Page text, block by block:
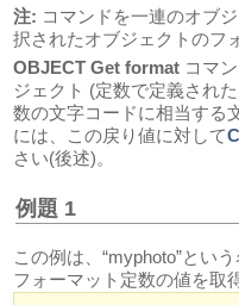
注: コマンドを一連のオブ
択されたオブジェクトのフ
OBJECT Get format コマ
ジェクト (定数で定義され
数の文字コードに相当する
には、この戻り値に対して
さい(後述)。
例題 1
この例は、“myphoto”とい
フォーマット定数の値を取